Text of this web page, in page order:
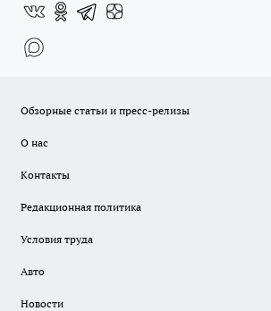
Обзорные статьи и пресс-релизы
О нас
Контакты
Редакционная политика
Условия труда
Авто
Новости